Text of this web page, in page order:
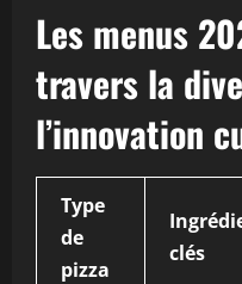
Les menus
travers la
l’innovation
Type
de
pizza
clés